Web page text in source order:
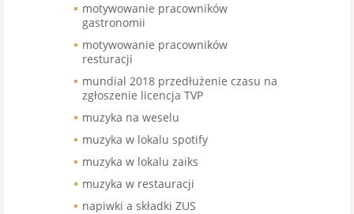
motywowanie pracowników
gastronomii
motywowanie pracowników
resturacji
mundial 2018 przedłużenie czasu na
zgłoszenie licencja TVP
muzyka na weselu
muzyka w lokalu spotify
muzyka w lokalu zaiks
muzyka w restauracji
napiwki a składki ZUS